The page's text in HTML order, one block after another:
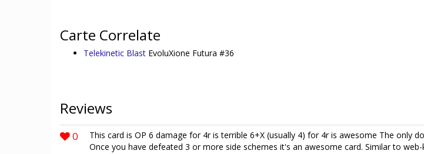
Carte Correlate
Telekinetic Blast EvoluXione Futura #36
Reviews
0
This card is OP 6 damage for 4r is terrible 6+X (usually 4) for 4r is awesome The only
Once you have defeated 3 or more side schemes it's an awesome card. Similar to